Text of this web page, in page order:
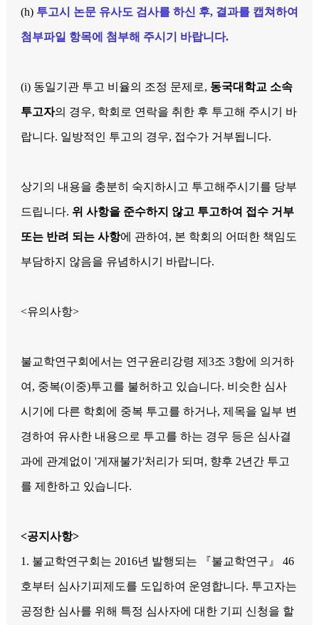
(h) 투고시 논문 유사도 검사를 하신 후, 결과를 캡쳐하여
첨부파일 항목에 첨부해 주시기 바랍니다.
(i) 동일기관 투고 비율의 조정 문제로, 동국대학교 소속
투고자의 경우, 학회로 연락을 취한 후 투고해 주시기 바
랍니다. 일방적인 투고의 경우, 접수가 거부됩니다.
상기의 내용을 충분히 숙지하시고 투고해주시기를 당부
드립니다. 위 사항을 준수하지 않고 투고하여 접수 거부
또는 반려 되는 사항에 관하여, 본 학회의 어떠한 책임도
부담하지 않음을 유념하시기 바랍니다.
<유의사항>
불교학연구회에서는 연구윤리강령 제3조 3항에 의거하
여, 중복(이중)투고를 불허하고 있습니다. 비슷한 심사
시기에 다른 학회에 중복 투고를 하거나, 제목을 일부 변
경하여 유사한 내용으로 투고를 하는 경우 등은 심사결
과에 관계없이 '게재불가'처리가 되며, 향후 2년간 투고
를 제한하고 있습니다.
<공지사항>
1. 불교학연구회는 2016년 발행되는 『불교학연구』 46
호부터 심사기피제도를 도입하여 운영합니다. 투고자는
공정한 심사를 위해 특정 심사자에 대한 기피 신청을 할